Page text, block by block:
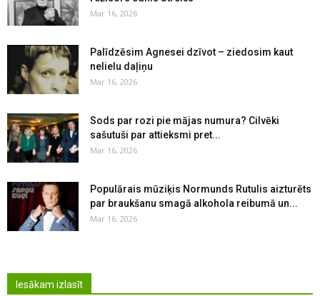
Mar 16, 2026
Palīdzēsim Agnesei dzīvot – ziedosim kaut
nelielu daļiņu
Mar 16, 2026
Sods par rozi pie mājas numura? Cilvēki
sašutuši par attieksmi pret...
Mar 16, 2026
Populārais mūziķis Normunds Rutulis aizturēts
par braukšanu smagā alkohola reibumā un...
Mar 16, 2026
Iesākam izlasīt